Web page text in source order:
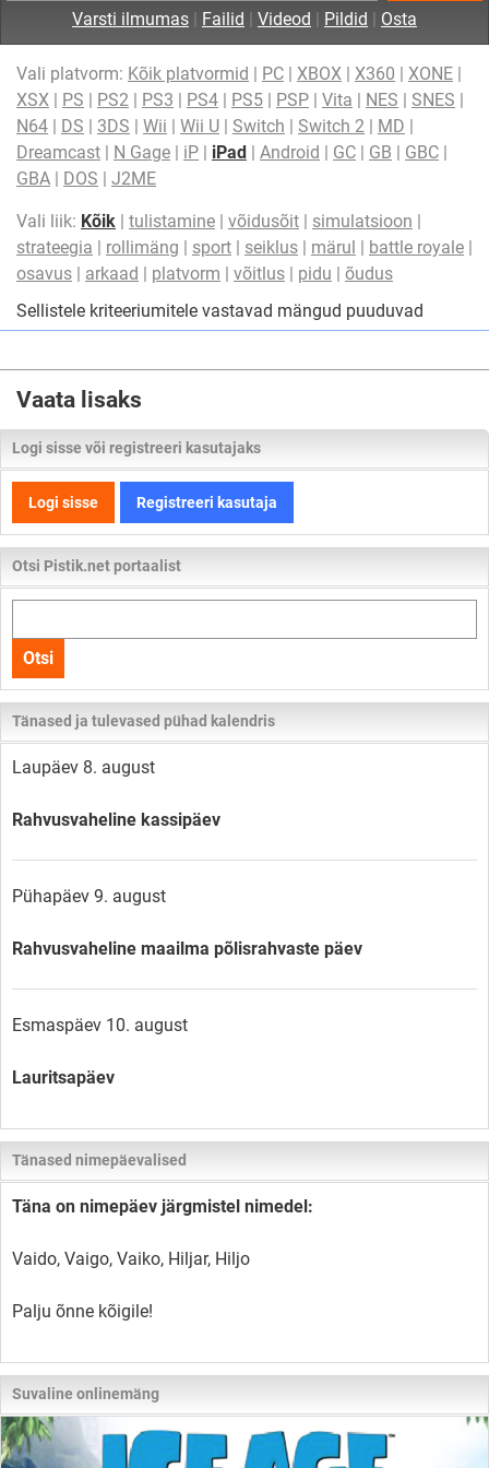
Varsti ilmumas | Failid | Videod | Pildid | Osta
Vali platvorm: Kõik platvormid | PC | XBOX | X360 | XONE |
XSX | PS | PS2 | PS3 | PS4 | PS5 | PSP | Vita | NES | SNES |
N64 | DS | 3DS | Wii | Wii U | Switch | Switch 2 | MD |
Dreamcast | N Gage | iP | iPad | Android | GC | GB | GBC |
GBA | DOS | J2ME
Vali liik: Kõik | tulistamine | võidusõit | simulatsioon |
strateegia | rollimäng | sport | seiklus | märul | battle royale |
osavus | arkaad | platvorm | võitlus | pidu | õudus
Sellistele kriteeriumitele vastavad mängud puuduvad
Vaata lisaks
Logi sisse või registreeri kasutajaks
Logi sisse Registreeri kasutaja
Otsi Pistik.net portaalist
kogu
lehelt
Otsi
Tänased ja tulevased pühad kalendris
Laupäev 8. august
Rahvusvaheline kassipäev
Pühapäev 9. august
Rahvusvaheline maailma põlisrahvaste päev
Esmaspäev 10. august
Lauritsapäev
Tänased nimepäevalised
Täna on nimepäev järgmistel nimedel:
Vaido, Vaigo, Vaiko, Hiljar, Hiljo
Palju õnne kõigile!
Suvaline onlinemäng